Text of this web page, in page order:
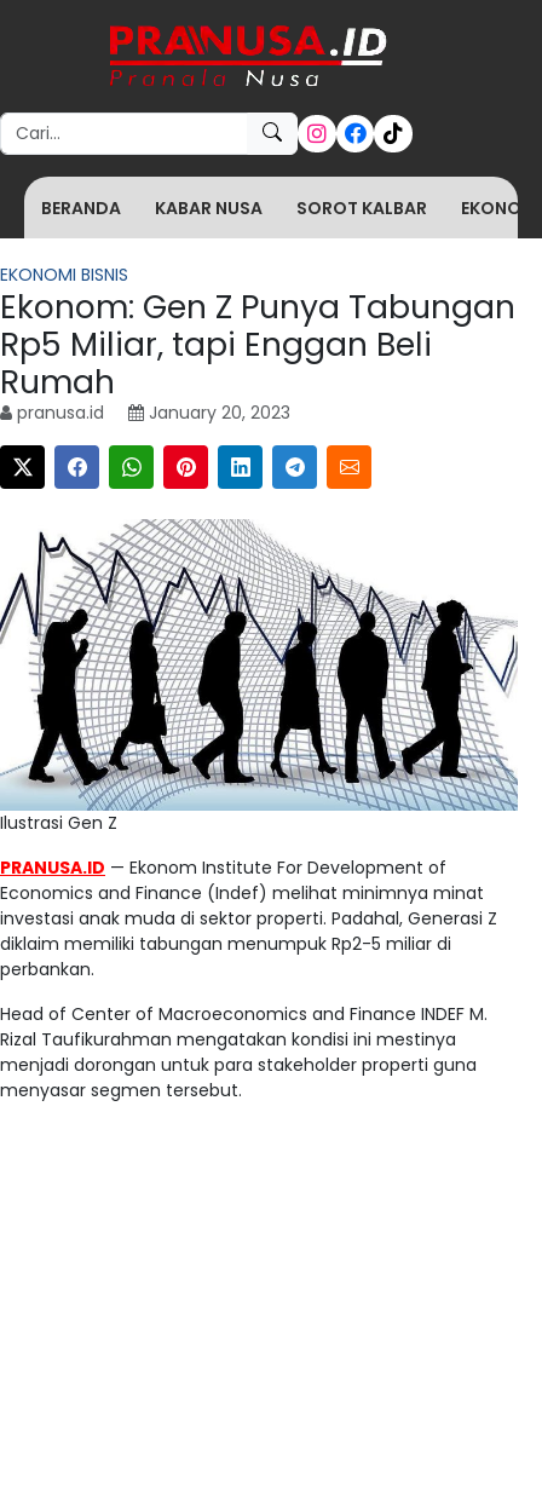
Search for:
BERANDA KABAR NUSA SOROT KALBAR
EKONOMI BISNIS
Ekonom: Gen Z Punya Tabungan
Rp5 Miliar, tapi Enggan Beli
Rumah
pranusa.id January 20, 2023
Ilustrasi Gen Z
PRANUSA.ID — Ekonom Institute For Development of
Economics and Finance (Indef) melihat minimnya minat
investasi anak muda di sektor properti. Padahal, Generasi Z
diklaim memiliki tabungan menumpuk Rp2-5 miliar di
perbankan.
Head of Center of Macroeconomics and Finance INDEF M.
Rizal Taufikurahman mengatakan kondisi ini mestinya
menjadi dorongan untuk para stakeholder properti guna
menyasar segmen tersebut.